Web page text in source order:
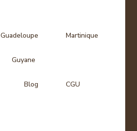
Guadeloupe Martinique
Guyane
Blog CGU